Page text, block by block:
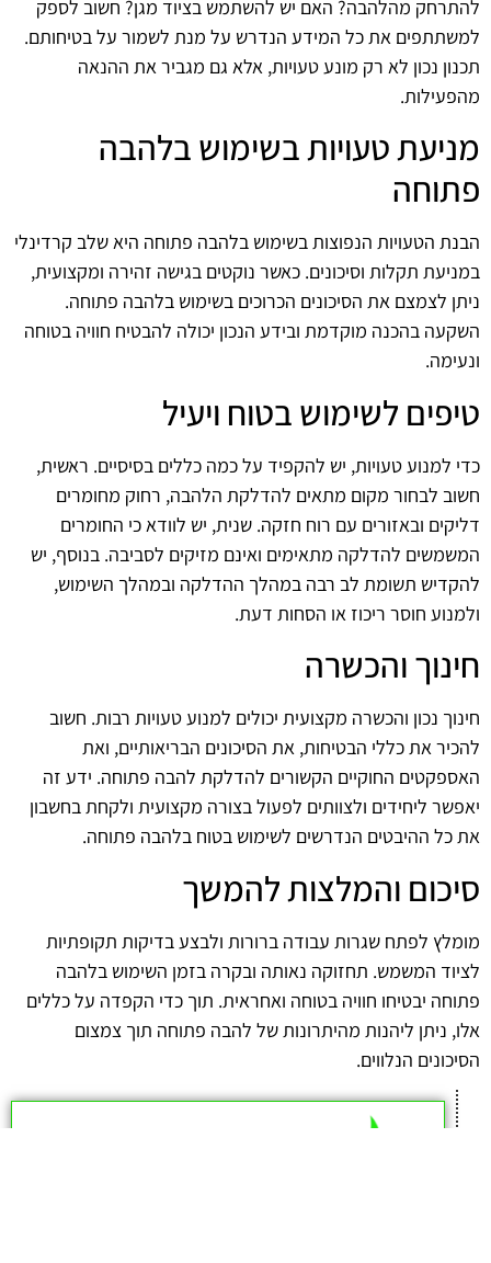
להתרחק מהלהבה? האם יש להשתמש בציוד מגן? חשוב לספק
למשתתפים את כל המידע הנדרש על מנת לשמור על בטיחותם.
תכנון נכון לא רק מונע טעויות, אלא גם מגביר את ההנאה
מהפעילות.
מניעת טעויות בשימוש בלהבה
פתוחה
הבנת הטעויות הנפוצות בשימוש בלהבה פתוחה היא שלב קרדינלי
במניעת תקלות וסיכונים. כאשר נוקטים בגישה זהירה ומקצועית,
ניתן לצמצם את הסיכונים הכרוכים בשימוש בלהבה פתוחה.
השקעה בהכנה מוקדמת ובידע הנכון יכולה להבטיח חוויה בטוחה
ונעימה.
טיפים לשימוש בטוח ויעיל
כדי למנוע טעויות, יש להקפיד על כמה כללים בסיסיים. ראשית,
חשוב לבחור מקום מתאים להדלקת הלהבה, רחוק מחומרים
דליקים ובאזורים עם רוח חזקה. שנית, יש לוודא כי החומרים
המשמשים להדלקה מתאימים ואינם מזיקים לסביבה. בנוסף, יש
להקדיש תשומת לב רבה במהלך ההדלקה ובמהלך השימוש,
ולמנוע חוסר ריכוז או הסחות דעת.
חינוך והכשרה
חינוך נכון והכשרה מקצועית יכולים למנוע טעויות רבות. חשוב
להכיר את כללי הבטיחות, את הסיכונים הבריאותיים, ואת
האספקטים החוקיים הקשורים להדלקת להבה פתוחה. ידע זה
יאפשר ליחידים ולצוותים לפעול בצורה מקצועית ולקחת בחשבון
את כל ההיבטים הנדרשים לשימוש בטוח בלהבה פתוחה.
סיכום והמלצות להמשך
מומלץ לפתח שגרות עבודה ברורות ולבצע בדיקות תקופתיות
לציוד המשמש. תחזוקה נאותה ובקרה בזמן השימוש בלהבה
פתוחה יבטיחו חוויה בטוחה ואחראית. תוך כדי הקפדה על כללים
אלו, ניתן ליהנות מהיתרונות של להבה פתוחה תוך צמצום
הסיכונים הנלווים.